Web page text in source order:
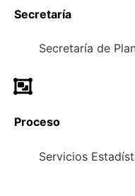
Secretaría
Secretaría de
Proceso
Servicios